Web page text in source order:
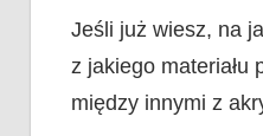
Jeśli już wiesz, na
z jakiego materiału
między innymi z